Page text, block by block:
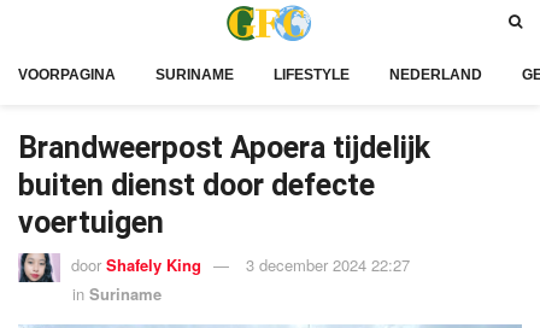
VOORPAGINA SURINAME LIFESTYLE NEDERLAND
Brandweerpost Apoera tijdelijk
buiten dienst door defecte
voertuigen
door Shafely King
3 december 2024 22:27
in Suriname